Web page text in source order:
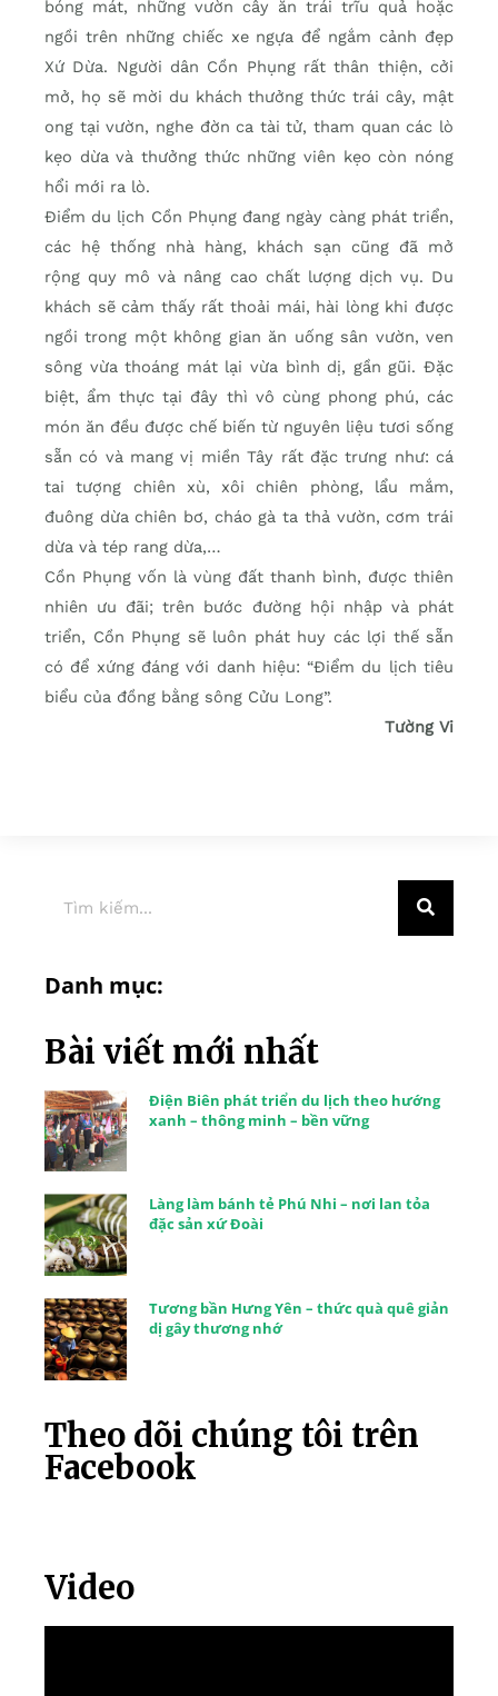
bóng mát, những vườn cây ăn trái trĩu quả hoặc
ngồi trên những chiếc xe ngựa để ngắm cảnh đẹp
Xứ Dừa. Người dân Cồn Phụng rất thân thiện, cởi
mở, họ sẽ mời du khách thưởng thức trái cây, mật
ong tại vườn, nghe đờn ca tài tử, tham quan các lò
kẹo dừa và thưởng thức những viên kẹo còn nóng
hổi mới ra lò.
Điểm du lịch Cồn Phụng đang ngày càng phát triển,
các hệ thống nhà hàng, khách sạn cũng đã mở
rộng quy mô và nâng cao chất lượng dịch vụ. Du
khách sẽ cảm thấy rất thoải mái, hài lòng khi được
ngồi trong một không gian ăn uống sân vườn, ven
sông vừa thoáng mát lại vừa bình dị, gần gũi. Đặc
biệt, ẩm thực tại đây thì vô cùng phong phú, các
món ăn đều được chế biến từ nguyên liệu tươi sống
sẵn có và mang vị miền Tây rất đặc trưng như: cá
tai tượng chiên xù, xôi chiên phòng, lẩu mắm,
đuông dừa chiên bơ, cháo gà ta thả vườn, cơm trái
dừa và tép rang dừa,…
Cồn Phụng vốn là vùng đất thanh bình, được thiên
nhiên ưu đãi; trên bước đường hội nhập và phát
triển, Cồn Phụng sẽ luôn phát huy các lợi thế sẵn
có để xứng đáng với danh hiệu: “Điểm du lịch tiêu
biểu của đồng bằng sông Cửu Long”.
Tường Vi
Danh mục:
Bài viết mới nhất
Điện Biên phát triển du lịch theo hướng
xanh – thông minh – bền vững
Làng làm bánh tẻ Phú Nhi – nơi lan tỏa
đặc sản xứ Đoài
Tương bần Hưng Yên – thức quà quê giản
dị gây thương nhớ
Theo dõi chúng tôi trên
Facebook
Video